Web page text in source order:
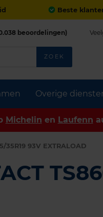
Beste
Overige
beoordelingen)
ZOEK
Michelin en Laufenn
35R19 93V EXTRALOAD